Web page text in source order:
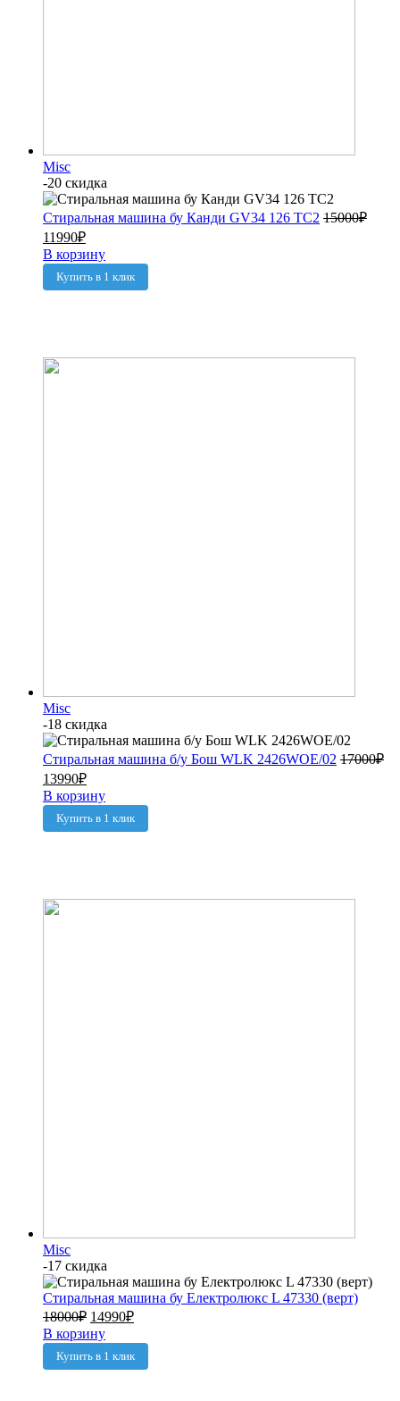
Misc
-20 скидка
Стиральная машина бу Канди GV34 126 TC2 15000₽
11990₽
В корзину
Купить в 1 клик
Misc
-18 скидка
Стиральная машина б/у Бош WLK 2426WOE/02 17000₽
13990₽
В корзину
Купить в 1 клик
Misc
-17 скидка
Стиральная машина бу Електролюкс L 47330 (верт)
18000₽ 14990₽
В корзину
Купить в 1 клик